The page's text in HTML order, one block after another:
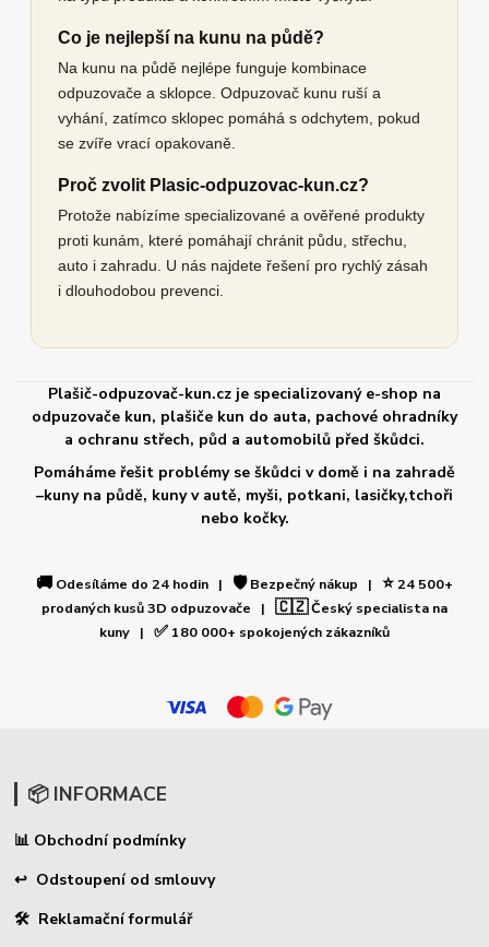
Co je nejlepší na kunu na půdě?
Na kunu na půdě nejlépe funguje kombinace
odpuzovače a sklopce. Odpuzovač kunu ruší a
vyhání, zatímco sklopec pomáhá s odchytem, pokud
se zvíře vrací opakovaně.
Proč zvolit Plasic-odpuzovac-kun.cz?
Protože nabízíme specializované a ověřené produkty
proti kunám, které pomáhají chránit půdu, střechu,
auto i zahradu. U nás najdete řešení pro rychlý zásah
i dlouhodobou prevenci.
Plašič-odpuzovač-kun.cz je specializovaný e-shop na
odpuzovače kun, plašiče kun do auta, pachové ohradníky
a ochranu střech, půd a automobilů před škůdci.
Pomáháme řešit problémy se škůdci v domě i na zahradě
–kuny na půdě, kuny v autě, myši, potkani, lasičky,tchoři
nebo kočky.
🚚 Odesíláme do 24 hodin | 🛡️Bezpečný nákup | ⭐24 500+
prodaných kusů 3D odpuzovače | 🇨🇿Český specialista na
kuny | ✅ 180 000+ spokojených zákazníků
📦 INFORMACE
📊 Obchodní podmínky
↩ Odstoupení od smlouvy
🛠 Reklamační formulář